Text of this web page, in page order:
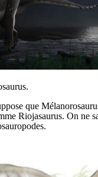
que
Riojasaurus. On ne